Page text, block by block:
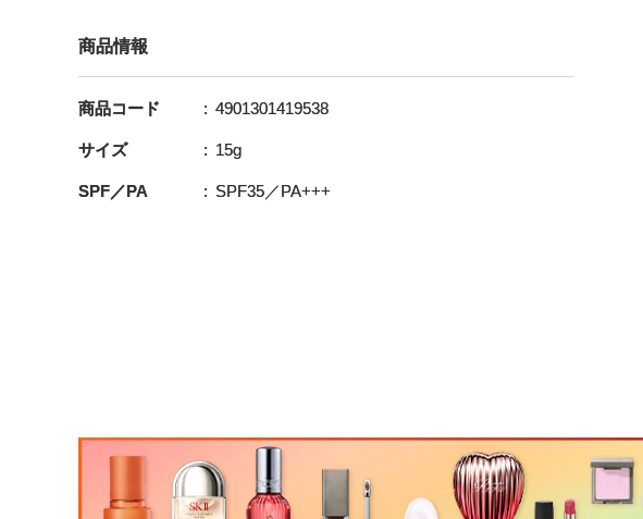
商品情報
商品コード 4901301419538
サイズ 15g
SPF／PA SPF35／PA+++